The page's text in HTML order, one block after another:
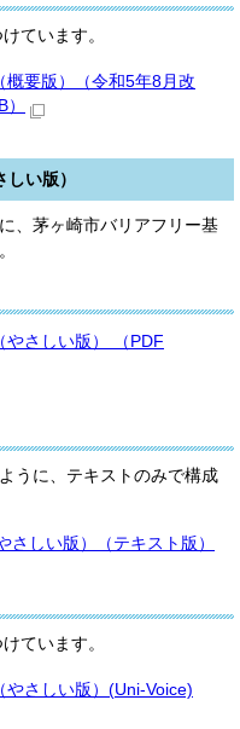
ています。
要版）（令和5年8月改
い版）
、茅ヶ崎市バリアフリー基
やさしい版） （PDF
うに、テキストのみで構成
しい版）（テキスト版）
ています。
さしい版）(Uni-Voice)